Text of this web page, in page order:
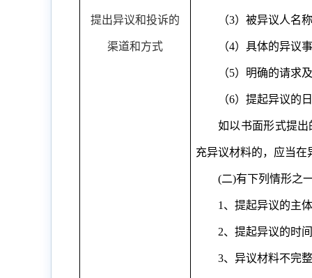
提出异议和投诉的
渠道和方式
（3）被异议人名
（4）具体的异议
（5）明确的请求
（6）提起异议的
如以书面形式提
充异议材料的，应当
(二)有下列情形之
1 、提起异议的主
2、提起异议的时
3、异议材料不完